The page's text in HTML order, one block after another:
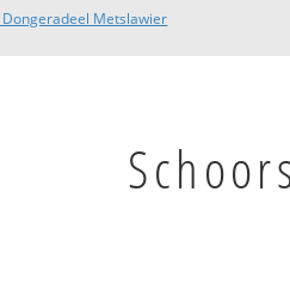
Metslawier